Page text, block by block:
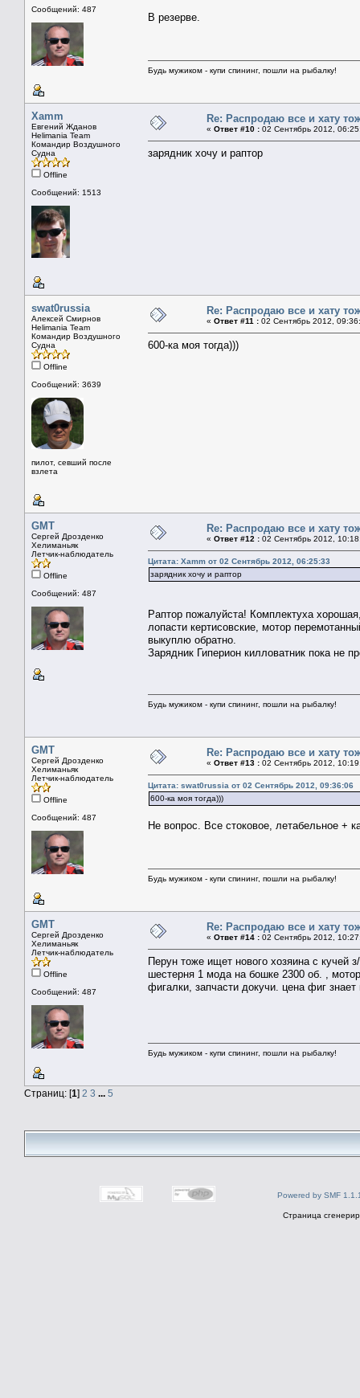
Сообщений: 487
В резерве.
Будь мужиком - купи спининг, пошли на рыбалку!
Xamm
Евгений Жданов
Helimania Team
Командир Воздушного
Судна
Offline
Сообщений: 1513
Re: Распродаю все и хату
« Ответ #10 : 02 Сентябрь 2012,
зарядник хочу и раптор
swat0russia
Алексей Смирнов
Helimania Team
Командир Воздушного
Судна
Offline
Сообщений: 3639
пилот, севший после
взлета
Re: Распродаю все и хату
« Ответ #11 : 02 Сентябрь 2012,
600-ка моя тогда)))
GMT
Сергей Дрозденко
Хелиманьяк
Летчик-наблюдатель
Offline
Сообщений: 487
Re: Распродаю все и хату
« Ответ #12 : 02 Сентябрь 2012,
Цитата: Xamm от 02 Сентябрь 2012, 06:25:33
зарядник хочу и раптор
Раптор пожалуйста! Комплектуха
лопасти кертисовские, мотор
выкуплю обратно.
Зарядник Гиперион килловатник пока не
Будь мужиком - купи спининг, пошли на рыбалку!
GMT
Сергей Дрозденко
Хелиманьяк
Летчик-наблюдатель
Offline
Сообщений: 487
Re: Распродаю все и хату
« Ответ #13 : 02 Сентябрь 2012,
Цитата: swat0russia от 02 Сентябрь 2012, 09:36:06
600-ка моя тогда)))
Не вопрос. Все стоковое, летабельное +
Будь мужиком - купи спининг, пошли на рыбалку!
GMT
Сергей Дрозденко
Хелиманьяк
Летчик-наблюдатель
Offline
Сообщений: 487
Re: Распродаю все и хату
« Ответ #14 : 02 Сентябрь 2012,
Перун тоже ищет нового хозяина с кучей
шестерня 1 мода на бошке 2300 об. ,
фигалки, запчасти докучи. цена фиг
Будь мужиком - купи спининг, пошли на рыбалку!
Страниц: [1] 2 3 ... 5
Powered by SMF
Страница